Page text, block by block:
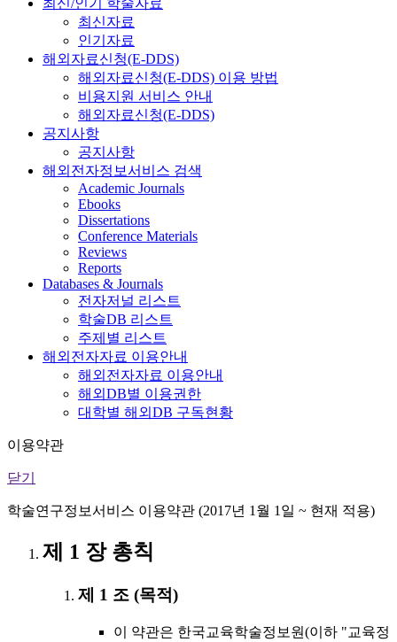
최신자료
인기자료
해외자료신청(E-DDS)
해외자료신청(E-DDS) 이용 방법
비용지원 서비스 안내
해외자료신청(E-DDS)
공지사항
공지사항
해외전자정보서비스 검색
Academic Journals
Ebooks
Dissertations
Conference Materials
Reviews
Reports
Databases & Journals
전자저널 리스트
학술DB 리스트
주제별 리스트
해외전자자료 이용안내
해외전자자료 이용안내
해외DB별 이용권한
대학별 해외DB 구독현황
이용약관
닫기
학술연구정보서비스 이용약관 (2017년 1월 1일 ~ 현재 적용)
제 1 장 총칙
제 1 조 (목적)
이 약관은 한국교육학술정보원(이하 "교육정